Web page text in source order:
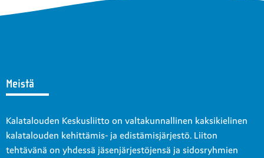
Meistä
Kalatalouden Keskusliitto on valtakunnallinen kaksikielinen
kalatalouden kehittämis- ja edistämisjärjestö. Liiton
tehtävänä on yhdessä jäsenjärjestöjensä ja sidosryhmien